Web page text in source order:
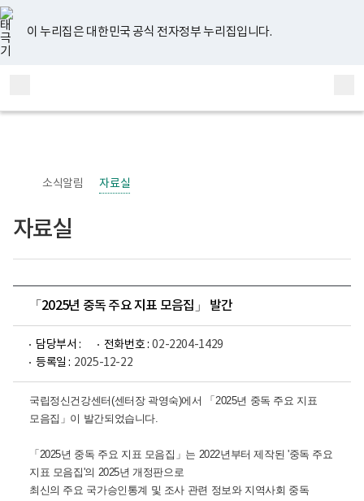
너
비
767px
이
하
이 누리집은 대한민국 공식 전자정부 누리집입니다.
지
검
메
홈
소식알림 자료실
자료실
「2025년 중독 주요 지표 모음집」 발간
담당부서 : 전화번호 : 02-2204-1429
등록일 : 2025-12-22
국립정신건강센터(센터장 곽영숙)에서 「2025년 중독 주요 지표
모음집」이 발간되었습니다.
「2025년 중독 주요 지표 모음집」는 2022년부터 제작된 '중독 주요
지표 모음집'의 2025년 개정판으로
최신의 주요 국가승인통계 및 조사 관련 정보와 지역사회 중독
유
튜
브
페
이
스
북
인
스
타
그
램
블
로
그